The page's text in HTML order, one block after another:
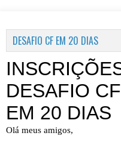
DESAFIO CF EM 20 DIAS